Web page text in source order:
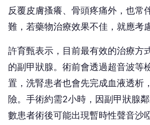
反覆皮膚搔癢、骨頭疼痛外，也常
難，若藥物治療效果不佳，就應考
許育甄表示，目前最有效的治療方
的副甲狀腺。術前會透過超音波等
置，洗腎患者也會先完成血液透析
險。手術約需2小時，因副甲狀腺
數患者術後可能出現暫時性聲音沙